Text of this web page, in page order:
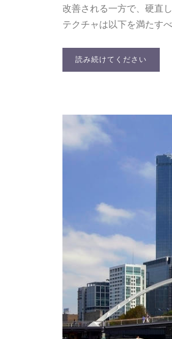
改善される一方で、硬直
テクチャは以下を満たす
読み続けてください